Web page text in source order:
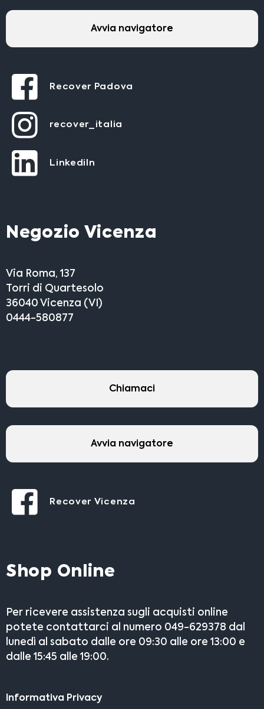
Avvia navigatore
Recover Padova
recover_italia
LinkediIn
Negozio Vicenza
Via Roma, 137
Torri di Quartesolo
36040 Vicenza (VI)
0444-580877
Chiamaci
Avvia navigatore
Recover Vicenza
Shop Online
Per ricevere assistenza sugli acquisti online
potete contattarci al numero 049-629378 dal
lunedì al sabato dalle ore 09:30 alle ore 13:00 e
dalle 15:45 alle 19:00.
Informativa Privacy